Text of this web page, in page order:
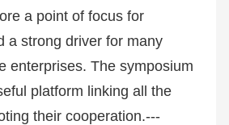
a point of focus for
a strong driver for many
enterprises. The symposium
platform linking all the
their cooperation.---